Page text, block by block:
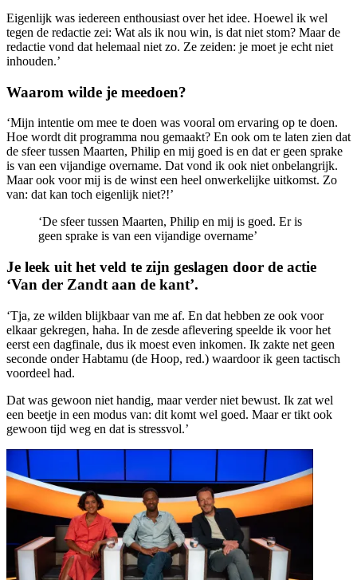
Eigenlijk was iedereen enthousiast over het idee. Hoewel ik wel
tegen de redactie zei: Wat als ik nou win, is dat niet stom? Maar de
redactie vond dat helemaal niet zo. Ze zeiden: je moet je echt niet
inhouden.’
Waarom wilde je meedoen?
‘Mijn intentie om mee te doen was vooral om ervaring op te doen.
Hoe wordt dit programma nou gemaakt? En ook om te laten zien dat
de sfeer tussen Maarten, Philip en mij goed is en dat er geen sprake
is van een vijandige overname. Dat vond ik ook niet onbelangrijk.
Maar ook voor mij is de winst een heel onwerkelijke uitkomst. Zo
van: dat kan toch eigenlijk niet?!’
‘De sfeer tussen Maarten, Philip en mij is goed. Er is
geen sprake is van een vijandige overname’
Je leek uit het veld te zijn geslagen door de actie
‘Van der Zandt aan de kant’.
‘Tja, ze wilden blijkbaar van me af. En dat hebben ze ook voor
elkaar gekregen, haha. In de zesde aflevering speelde ik voor het
eerst een dagfinale, dus ik moest even inkomen. Ik zakte net geen
seconde onder Habtamu (de Hoop, red.) waardoor ik geen tactisch
voordeel had.
Dat was gewoon niet handig, maar verder niet bewust. Ik zat wel
een beetje in een modus van: dit komt wel goed. Maar er tikt ook
gewoon tijd weg en dat is stressvol.’